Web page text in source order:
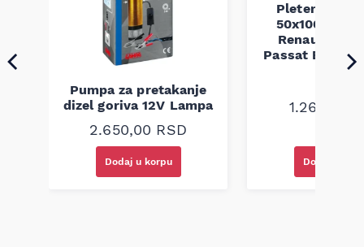
Pumpa za pretakanje
dizel goriva 12V Lampa
2.650,00 RSD
Dodaj u korpu
Pletenica
50x100 Audi
Renault
Passat B5
94-08
1.260,00
Dodaj u